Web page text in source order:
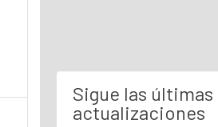
Sigue las últimas
actualizaciones